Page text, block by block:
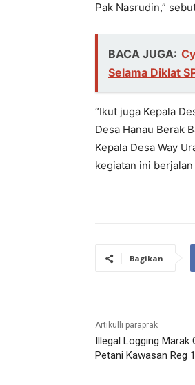
Pak Nasrudin,”
BACA JUGA:
Selama Diklat
“Ikut juga Kepala
Desa Hanau Berak
Kepala Desa Way
kegiatan ini berjalan
Bagikan
Artikulli paraprak
Illegal Logging
Petani Kawasan Reg